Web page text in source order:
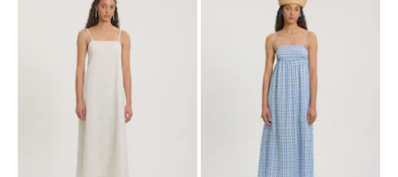
CHF 89.90 CHF 69.90 CHF 89.90CHF 69.90